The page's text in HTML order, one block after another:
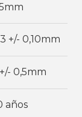
+/- 0,10mm
0,5mm
años